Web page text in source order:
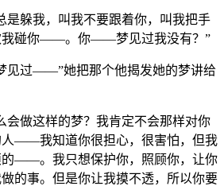
躲我，叫我不要跟着你，叫我把手
碰你——。你——梦见过我没有？”
见过——”她把那个他揭发她的梦讲给
会做这样的梦？我肯定不会那样对你
——我知道你很担心，很害怕，但我
——。我只想保护你，照顾你，让你
的事。但是你让我摸不透，所以你要